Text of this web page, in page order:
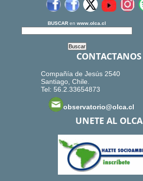
BUSCAR en www.olca.cl
CONTACTANOS
Compañía de Jesús 2540
Santiago, Chile.
Tel: 56.2.33654873
observatorio@olca.cl
UNETE AL OLCA